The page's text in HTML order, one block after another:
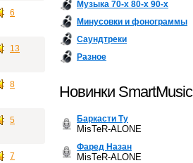
6
13
8
5
7
Музыка 70-х 80-х 90-х
Минусовки и фонограммы
Саундтреки
Разное
Новинки SmartMusic
Баркасти Ту
MisTeR-ALONE
Фаред Назан
MisTeR-ALONE